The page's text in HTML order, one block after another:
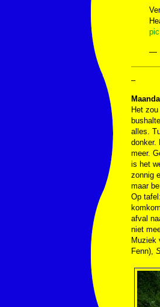
—
–
Het
alles.
donker.
meer.
is het
zonnig
maar
Op
afval
niet
Muziek
Fenn),